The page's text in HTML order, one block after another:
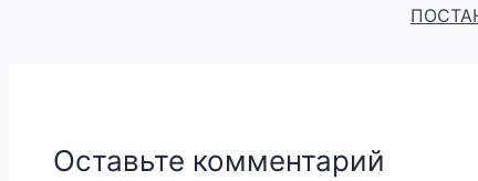
Оставьте комментарий